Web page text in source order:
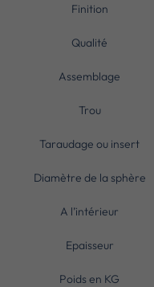
Finition
Qualité
Assemblage
Trou
Taraudage ou insert
Diamètre de la sphère
A l’intérieur
Epaisseur
Poids en KG